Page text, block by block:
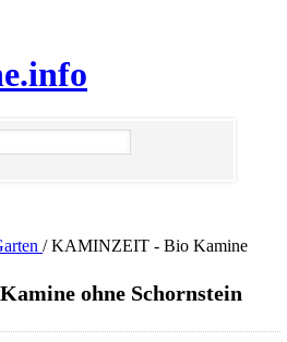
/ KAMINZEIT - Bio Kamine
ohne Schornstein